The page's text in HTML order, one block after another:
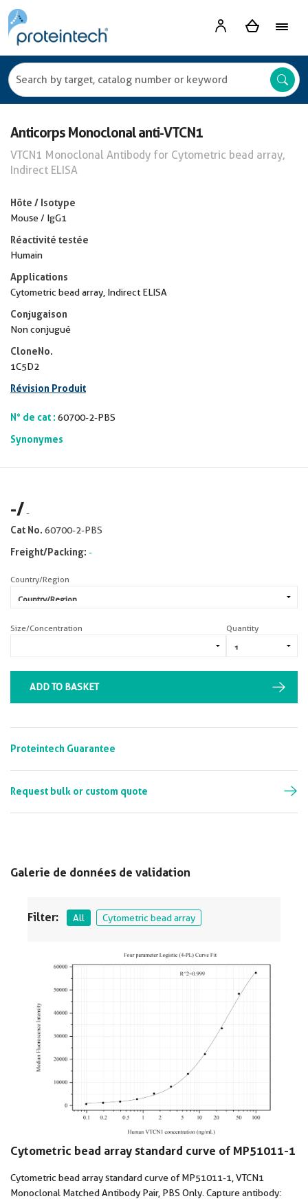
Anticorps Monoclonal anti-VTCN1
VTCN1 Monoclonal Antibody for Cytometric bead array,
Indirect ELISA
Hôte / Isotype
Mouse / IgG1
Réactivité testée
Humain
Applications
Cytometric bead array, Indirect ELISA
Conjugaison
Non conjugué
CloneNo.
1C5D2
Révision Produit
N° de cat : 60700-2-PBS
Synonymes
Galerie de données de validation
Filter: All Cytometric bead array
Cytometric bead array standard curve of MP51011-1
Cytometric bead array standard curve of MP51011-1, VTCN1
Monoclonal Matched Antibody Pair, PBS Only. Capture antibody:
-/-
Cat No. 60700-2-PBS
Freight/Packing: -
Country/Region
Size/Concentration Quantity
ADD TO BASKET
Proteintech Guarantee
Request bulk or custom quote